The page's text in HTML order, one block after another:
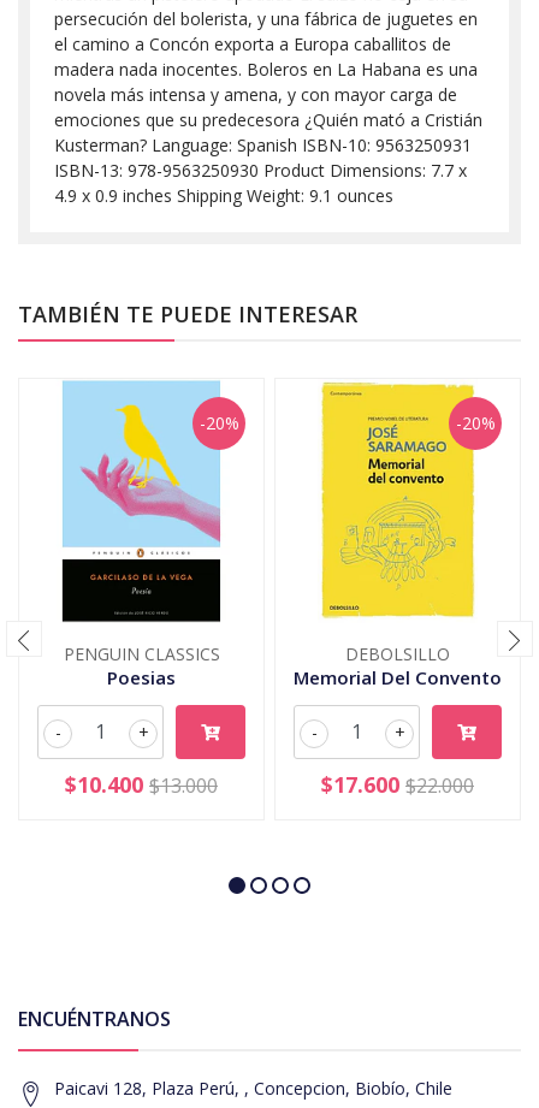
persecución del bolerista, y una fábrica de juguetes en
el camino a Concón exporta a Europa caballitos de
madera nada inocentes. Boleros en La Habana es una
novela más intensa y amena, y con mayor carga de
emociones que su predecesora ¿Quién mató a Cristián
Kusterman? Language: Spanish ISBN-10: 9563250931
ISBN-13: 978-9563250930 Product Dimensions: 7.7 x
4.9 x 0.9 inches Shipping Weight: 9.1 ounces
TAMBIÉN TE PUEDE INTERESAR
-20%
PENGUIN CLASSICS
Poesias
+
-
$10.400 $13.000
-20%
DEBOLSILLO
Memorial Del Convento
+
-
$17.600 $22.000
ENCUÉNTRANOS
Paicavi 128, Plaza Perú, , Concepcion, Biobío, Chile